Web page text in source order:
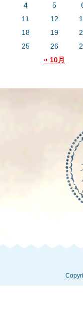
« 10月
4
5
11
12
18
19
25
26